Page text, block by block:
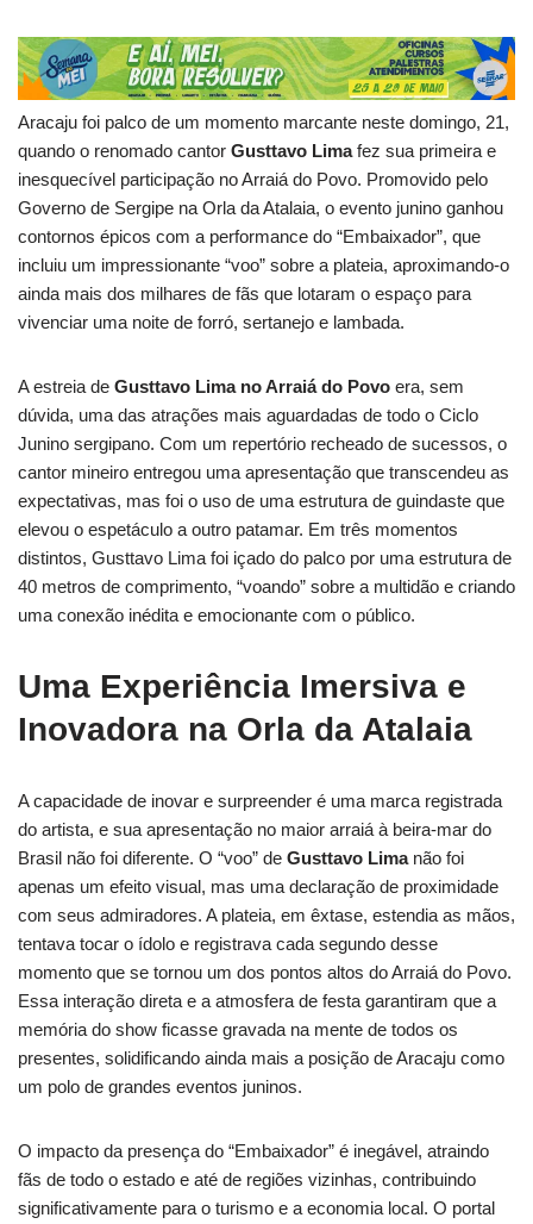
Aracaju foi palco de um momento marcante neste domingo, 21,
quando o renomado cantor Gusttavo Limafez sua primeira e
inesquecível participação no Arraiá do Povo. Promovido pelo
Governo de Sergipe na Orla da Atalaia, o evento junino ganhou
contornos épicos com a performance do “Embaixador”, que
incluiu um impressionante “voo” sobre a plateia, aproximando-o
ainda mais dos milhares de fãs que lotaram o espaço para
vivenciar uma noite de forró, sertanejo e lambada.
A estreia de Gusttavo Lima no Arraiá do Povo era, sem
dúvida, uma das atrações mais aguardadas de todo o Ciclo
Junino sergipano. Com um repertório recheado de sucessos, o
cantor mineiro entregou uma apresentação que transcendeu as
expectativas, mas foi o uso de uma estrutura de guindaste que
elevou o espetáculo a outro patamar. Em três momentos
distintos, Gusttavo Lima foi içado do palco por uma estrutura de
40 metros de comprimento, “voando” sobre a multidão e criando
uma conexão inédita e emocionante com o público.
Uma Experiência Imersiva e
Inovadora na Orla da Atalaia
A capacidade de inovar e surpreender é uma marca registrada
do artista, e sua apresentação no maior arraiá à beira-mar do
Brasil não foi diferente. O “voo” de Gusttavo Limanão foi
apenas um efeito visual, mas uma declaração de proximidade
com seus admiradores. A plateia, em êxtase, estendia as mãos,
tentava tocar o ídolo e registrava cada segundo desse
momento que se tornou um dos pontos altos do Arraiá do Povo.
Essa interação direta e a atmosfera de festa garantiram que a
memória do show ficasse gravada na mente de todos os
presentes, solidificando ainda mais a posição de Aracaju como
um polo de grandes eventos juninos.
O impacto da presença do “Embaixador” é inegável, atraindo
fãs de todo o estado e até de regiões vizinhas, contribuindo
significativamente para o turismo e a economia local. O portal